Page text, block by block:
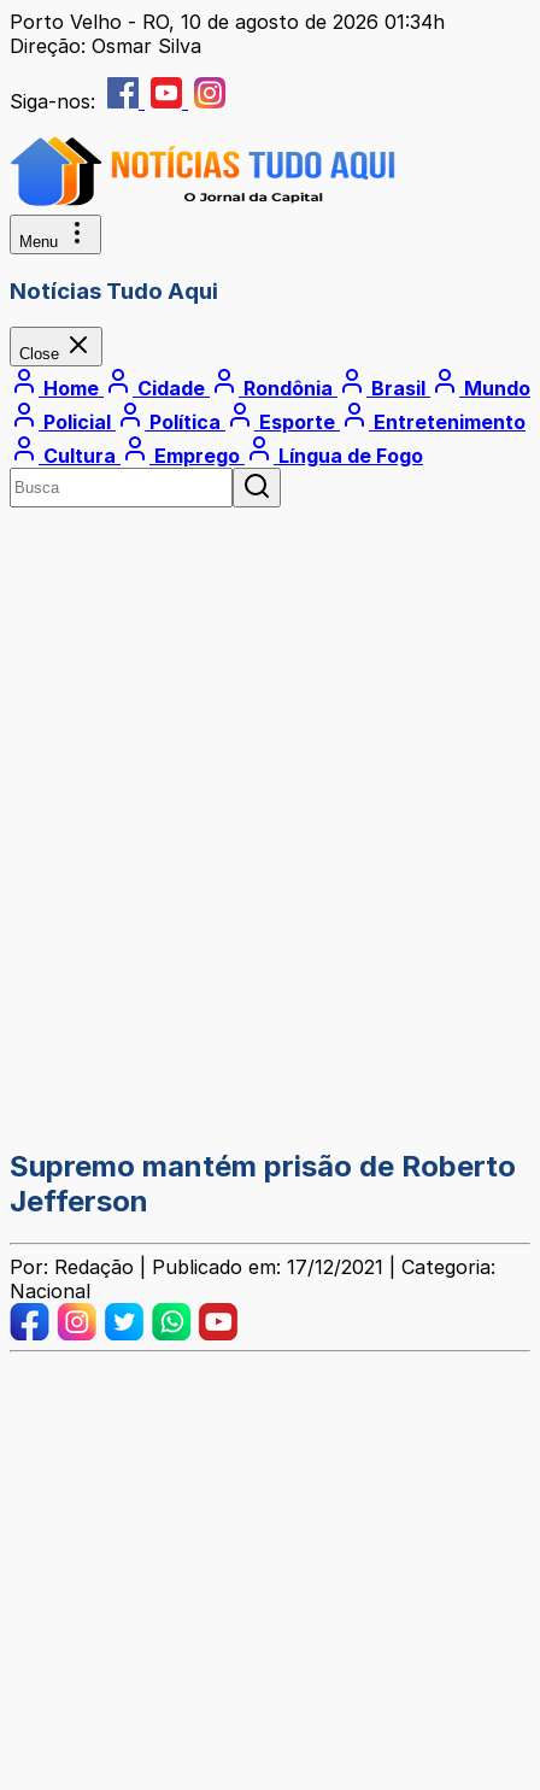
Porto Velho - RO, 10 de agosto de 2026 01:34h
Direção: Osmar Silva
Siga-nos:
Menu
Notícias Tudo Aqui
Close
Home Cidade Rondônia Brasil
Mundo
Policial
Política Esporte
Entretenimento
Cultura
Emprego Língua de Fogo
Supremo mantém prisão de Roberto
Jefferson
Por: Redação | Publicado em: 17/12/2021 | Categoria:
Nacional